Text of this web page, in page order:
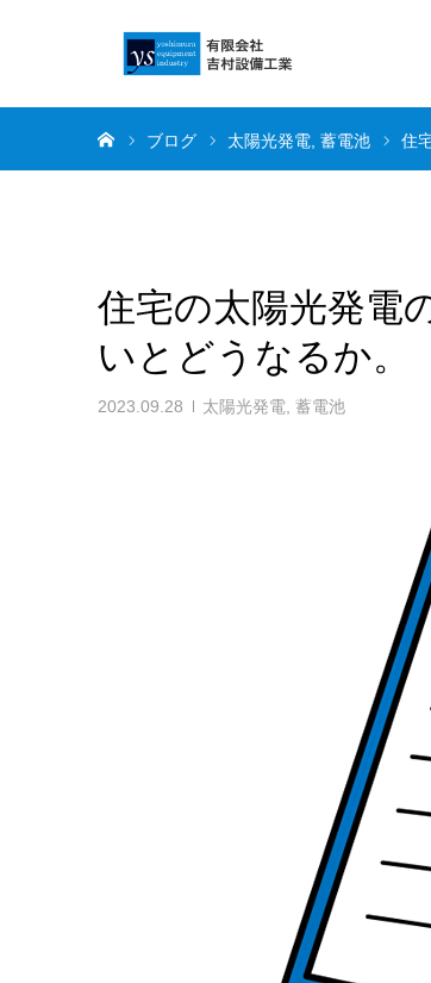
ブログ 太陽光発電 蓄電池 住
住宅の太陽光発電
いとどうなるか。
2023.09.28 太陽光発電 蓄電池